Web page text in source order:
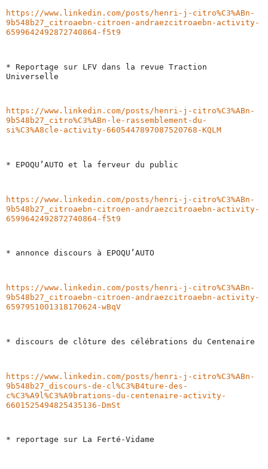
https://www.linkedin.com/posts/henri-j-citro%C3%ABn-
9b548b27_citroaebn-citroen-andraezcitroaebn-activity-
6599642492872740864-f5t9
* Reportage sur LFV dans la revue Traction
Universelle
https://www.linkedin.com/posts/henri-j-citro%C3%ABn-
9b548b27_citro%C3%ABn-le-rassemblement-du-
si%C3%A8cle-activity-6605447897087520768-KQLM
* EPOQU’AUTO et la ferveur du public
https://www.linkedin.com/posts/henri-j-citro%C3%ABn-
9b548b27_citroaebn-citroen-andraezcitroaebn-activity-
6599642492872740864-f5t9
* annonce discours à EPOQU’AUTO
https://www.linkedin.com/posts/henri-j-citro%C3%ABn-
9b548b27_citroaebn-citroen-andraezcitroaebn-activity-
6597951001318170624-wBqV
* discours de clôture des célébrations du Centenaire
https://www.linkedin.com/posts/henri-j-citro%C3%ABn-
9b548b27_discours-de-cl%C3%B4ture-des-
c%C3%A9l%C3%A9brations-du-centenaire-activity-
6601525494825435136-DmSt
* reportage sur La Ferté-Vidame